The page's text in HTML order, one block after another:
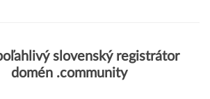
slovenský registrátor
domén .community